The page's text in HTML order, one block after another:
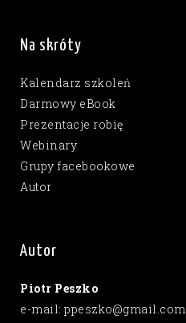
Na skróty
Kalendarz szkoleń
Darmowy eBook
Prezentacje robię
Webinary
Grupy facebookowe
Autor
Autor
Piotr Peszko
e-mail: ppeszko@gmail.com